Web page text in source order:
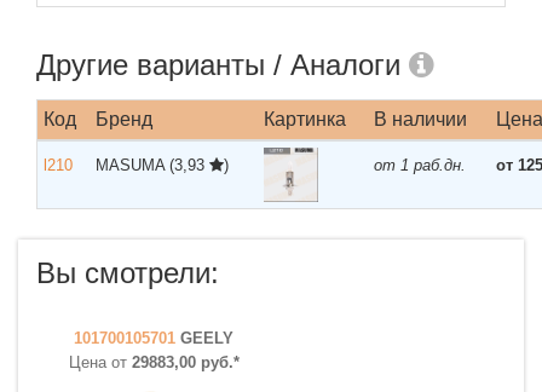
Другие варианты / Аналоги
Код Бренд Картинка В наличии Цена
l210 MASUMA (3,93 ) от 1 раб.дн. от
Вы смотрели:
101700105701 GEELY
Цена от 29883,00 руб.*